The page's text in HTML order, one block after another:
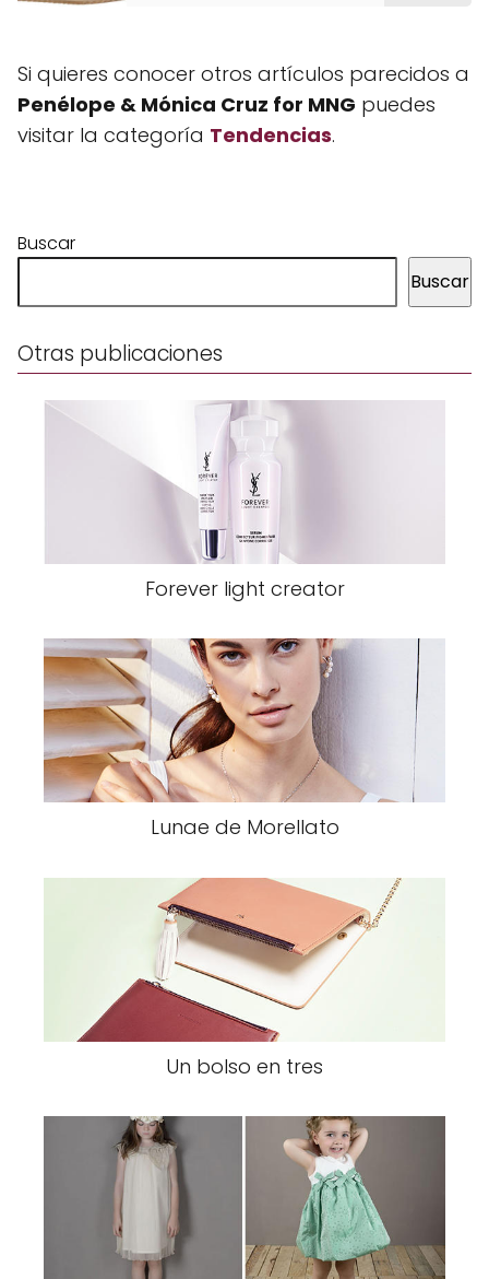
Si quieres conocer otros artículos parecidos a
Penélope & Mónica Cruz for MNG puedes
visitar la categoría Tendencias.
Buscar
Buscar
Otras publicaciones
Forever light creator
Lunae de Morellato
Un bolso en tres